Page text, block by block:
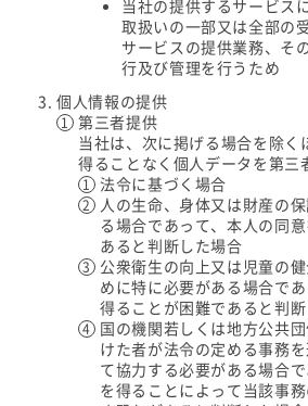
当社の提供するサービス
取扱いの一部又は全部の
サービスの提供業務、そ
行及び管理を行うため
個人情報の提供
第三者提供
当社は、次に掲げる場合を除く
得ることなく個人データを第三
法令に基づく場合
人の生命、身体又は財産の
る場合であって、本人の同
あると判断した場合
公衆衛生の向上又は児童の
めに特に必要がある場合で
得ることが困難であると判
国の機関若しくは地方公共
けた者が法令の定める事務
て協力する必要がある場合
を得ることによって当該事